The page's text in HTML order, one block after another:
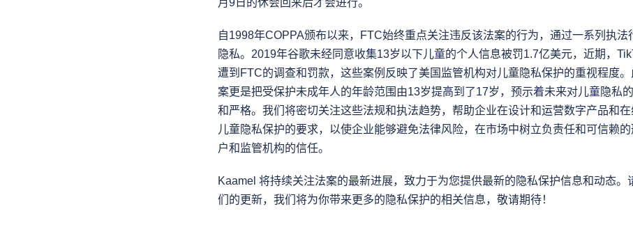
月9日的休会回来后才会进行。
自1998年COPPA颁布以来，FTC始终重点关注违反该法案的行为，通过一系列执法
隐私。2019年谷歌未经同意收集13岁以下儿童的个人信息被罚1.7亿美元，近期，
遭到FTC的调查和罚款，这些案例反映了美国监管机构对儿童隐私保护的重视程度
案更是把受保护未成年人的年龄范围由13岁提高到了17岁，预示着未来对儿童隐私
和严格。我们将密切关注这些法规和执法趋势，帮助企业在设计和运营数字产品和
儿童隐私保护的要求，以使企业能够避免法律风险，在市场中树立负责任和可信赖
户和监管机构的信任。
Kaamel 将持续关注法案的最新进展，致力于为您提供最新的隐私保护信息和动态。
们的更新，我们将为你带来更多的隐私保护的相关信息，敬请期待！